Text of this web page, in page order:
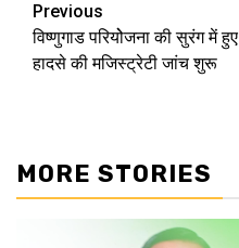
Post
navigation
Previous
विष्णुगाड परियोेजना की सुरंग में हुए
हादसे की मजिस्ट्रेटी जांच शुरू
MORE STORIES